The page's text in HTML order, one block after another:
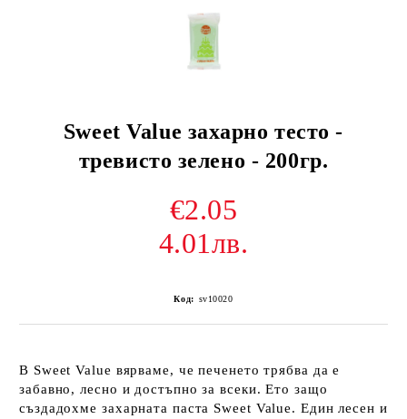
Sweet Value захарно тесто -
тревисто зелено - 200гр.
€2.05
4.01лв.
Код: sv10020
В Sweet Value вярваме, че печенето трябва да е
забавно, лесно и достъпно за всеки. Ето защо
създадохме захарната паста Sweet Value. Един лесен и